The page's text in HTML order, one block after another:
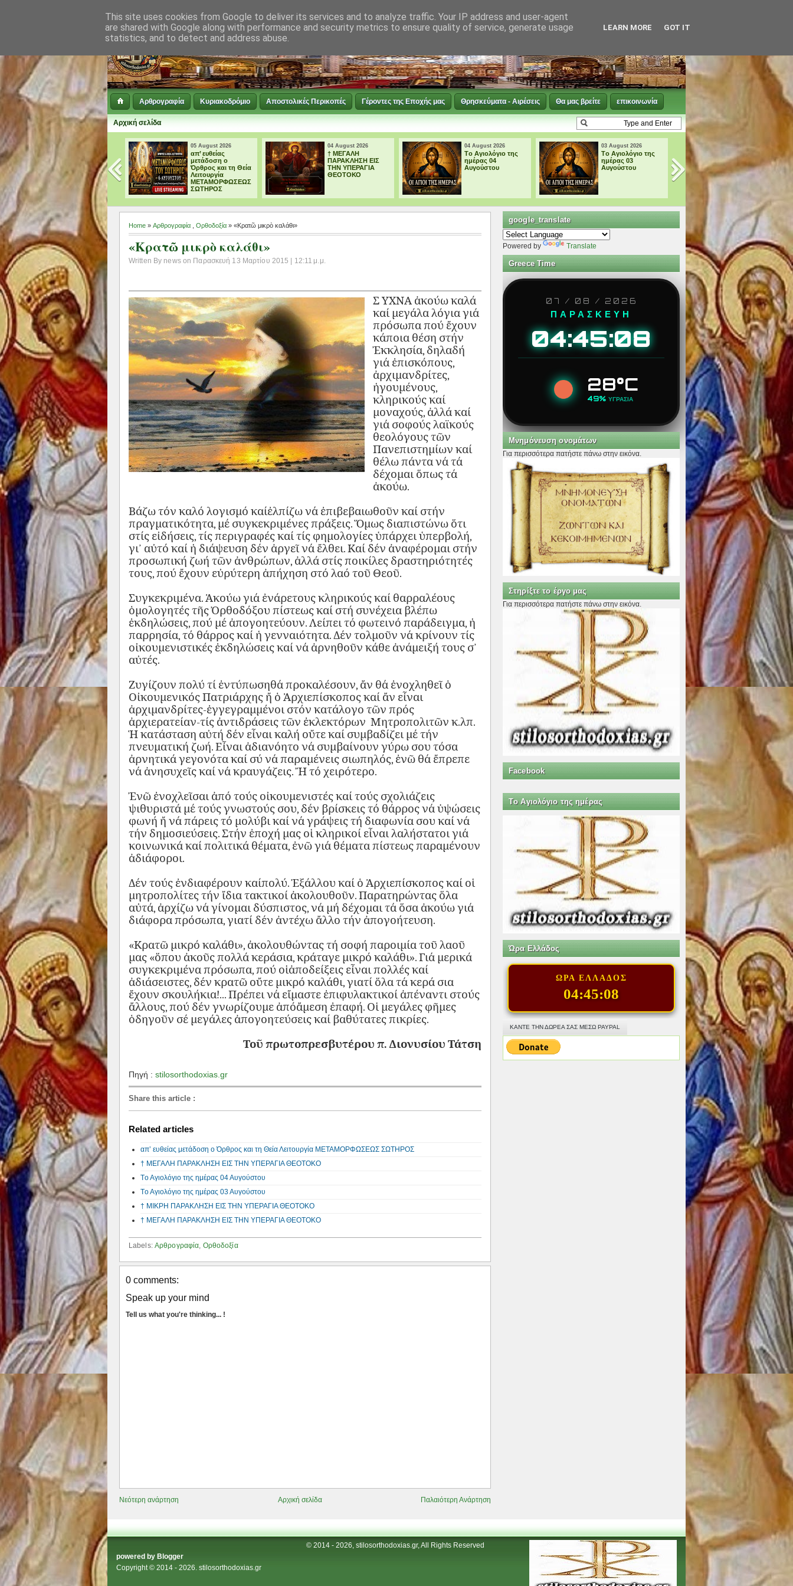
Αρθρογραφία Κυριακοδρόμιο Αποστολικές Περικοπές Γέροντες της Εποχής μας Θρησκεύματα - Αιρέσεις Θα μας βρείτε επικοινωνία
Αρχική σελίδα
05 August 2026
μετάδοση ο
Όρθρος και τη Θεία
Λειτουργία
ΜΕΤΑΜΟΡΦΩΣΕΩΣ
ΣΩΤΗΡΟΣ
04 August 2026
† ΜΕΓΑΛΗ
ΠΑΡΑΚΛΗΣΗ ΕΙΣ
ΤΗΝ ΥΠΕΡΑΓΙΑ
ΘΕΟΤΟΚΟ
04 August 2026
Tο Αγιολόγιο της
ημέρας 04
Αυγούστου
03 August 2026
Tο Αγιολόγιο της
ημέρας 03
Αυγούστου
03 August 2026
† ΜΙΚΡΗ
ΠΑΡΑΚΛΗΣΗ ΕΙΣ
ΤΗΝ ΥΠΕΡΑΓΙΑ
02 August 2026
† ΜΕΓΑΛΗ
ΠΑΡΑΚΛΗΣΗ ΕΙΣ
ΤΗΝ ΥΠΕΡΑΓΙΑ
ΘΕΟΤΟΚΟ
Home » Αρθρογραφία Ορθοδοξία » «Κρατῶ μικρὸ καλάθι»
«Κρατῶ μικρὸ καλάθι»
Written By news on Παρασκευή 13 Μαρτίου 2015 | 12:11 μ.μ.
ΣΥΧΝΑ ἀκούωκαλά
καί μεγάλαλόγιαγιά
πρόσωπαπού ἔχουν
κάποια θέση στήν
Ἐκκλησία, δηλαδή
γιά ἐπισκόπους,
ἀρχιμανδρίτες,
ἡγουμένους,
κληρικούςκαί
μοναχούς, ἀλλάκαί
γιά σοφούςλαϊκούς
θεολόγουςτῶν
Πανεπιστημίων καί
θέλωπάντανάτά
δέχομαι ὅπωςτά
ἀκούω.
Βάζω τόν καλό λογισμό καίἐλπίζω νά ἐπιβεβαιωθοῦν καί στήν
πραγματικότητα, μέ συγκεκριμένες πράξεις. Ὅμως διαπιστώνω ὅτι
στίς εἰδήσεις, τίς περιγραφές καί τίς φημολογίες ὑπάρχει ὑπερβολή,
γι᾿ αὐτό καί ἡ διάψευση δέν ἀργεῖ νά ἔλθει. Καί δέν ἀναφέρομαι στήν
προσωπική ζωή τῶν ἀνθρώπων, ἀλλά στίς ποικίλες δραστηριότητές
τους, πού ἔχουν εὐρύτερη ἀπήχηση στό λαό τοῦ Θεοῦ.
Συγκεκριμένα. Ἀκούω γιά ἐνάρετους κληρικούς καί θαρραλέους
ὁμολογητές τῆς Ὀρθοδόξου πίστεως καί στή συνέχεια βλέπω
ἐκδηλώσεις, πού μέ ἀπογοητεύουν. Λείπει τό φωτεινό παράδειγμα, ἡ
παρρησία, τό θάρρος καί ἡ γενναιότητα. Δέν τολμοῦν νά κρίνουν τίς
οἰκουμενιστικές ἐκδηλώσεις καί νά ἀρνηθοῦν κάθε ἀνάμειξή τους σ᾿
αὐτές.
Ζυγίζουν πολύ τί ἐντύπωσηθά προκαλέσουν, ἄν θά ἐνοχληθεῖ ὁ
Οἰκουμενικός Πατριάρχης ἤ ὁ Ἀρχιεπίσκοπος καί ἄν εἶναι
ἀρχιμανδρίτες-ἐγγεγραμμένοι στόν κατάλογο τῶν πρός
ἀρχιερατείαν-τίς ἀντιδράσεις τῶν ἐκλεκτόρων Μητροπολιτῶν κ.λπ.
Ἡ κατάσταση αὐτή δέν εἶναι καλή οὔτε καί συμβαδίζει μέ τήν
πνευματική ζωή. Εἶναι ἀδιανόητο νά συμβαίνουν γύρω σου τόσα
ἀρνητικά γεγονότα καί σύ νά παραμένεις σιωπηλός, ἐνῶ θά ἔπρεπε
νά ἀνησυχεῖς καί νά κραυγάζεις. Ἤ τό χειρότερο.
Ἐνῶ ἐνοχλεῖσαι ἀπό τούς οἰκουμενιστές καί τούς σχολιάζεις
ψιθυριστά μέ τούς γνωστούς σου, δέν βρίσκεις τό θάρρος νά ὑψώσεις
φωνή ἤ νά πάρεις τό μολύβι καί νά γράψεις τή διαφωνία σου καί νά
τήν δημοσιεύσεις. Στήν ἐποχή μας οἱ κληρικοί εἶναι λαλήστατοι γιά
κοινωνικά καί πολιτικά θέματα, ἐνῶ γιά θέματα πίστεως παραμένουν
ἀδιάφοροι.
Δέν τούς ἐνδιαφέρουν καίπολύ. Ἐξάλλου καί ὁ Ἀρχιεπίσκοπος καί οἱ
μητροπολίτες τήν ἴδια τακτικοί ἀκολουθοῦν. Παρατηρώντας ὅλα
αὐτά, ἀρχίζω νά γίνομαι δύσπιστος, νά μή δέχομαι τά ὅσα ἀκούω γιά
διάφορα πρόσωπα, γιατί δέν ἀντέχω ἄλλο τήν ἀπογοήτευση.
«Κρατῶ μικρό καλάθι», ἀκολουθώντας τή σοφή παροιμία τοῦ λαοῦ
μας «ὅπου ἀκοῦς πολλά κεράσια, κράταγε μικρό καλάθι». Γιά μερικά
συγκεκριμένα πρόσωπα, πού οἱἀποδείξεις εἶναι πολλές καί
ἀδιάσειστες, δέν κρατῶ οὔτε μικρό καλάθι, γιατί ὅλα τά κερά σια
ἔχουν σκουλήκια!... Πρέπει νά εἴμαστε ἐπιφυλακτικοί ἀπέναντι στούς
ἄλλους, πού δέν γνωρίζουμε ἀπόἄμεση ἐπαφή. Οἱ μεγάλες φῆμες
ὁδηγοῦν σέ μεγάλες ἀπογοητεύσειςκαί βαθύτατεςπικρίες.
Τοῦ πρωτοπρεσβυτέρου π. Διονυσίου Τάτση
Πηγή : stilosorthodoxias.gr
Share this article :
Related articles
απ’ ευθείας μετάδοση ο Όρθρος και τη Θεία Λειτουργία ΜΕΤΑΜΟΡΦΩΣΕΩΣ ΣΩΤΗΡΟΣ
† ΜΕΓΑΛΗ ΠΑΡΑΚΛΗΣΗ ΕΙΣ ΤΗΝ ΥΠΕΡΑΓΙΑ ΘΕΟΤΟΚΟ
Tο Αγιολόγιο της ημέρας 04 Αυγούστου
Tο Αγιολόγιο της ημέρας 03 Αυγούστου
† ΜΙΚΡΗ ΠΑΡΑΚΛΗΣΗ ΕΙΣ ΤΗΝ ΥΠΕΡΑΓΙΑ ΘΕΟΤΟΚΟ
† ΜΕΓΑΛΗ ΠΑΡΑΚΛΗΣΗ ΕΙΣ ΤΗΝ ΥΠΕΡΑΓΙΑ ΘΕΟΤΟΚΟ
Labels: Αρθρογραφία Ορθοδοξία
0 comments:
Speak up your mind
Tell us what you're thinking... !
Νεότερη ανάρτηση Παλαιότερη Ανάρτηση
Αρχική σελίδα
google_translate
Powered by Translate
Greece Time
07 / 08 / 2026
ΠΑΡΑΣΚΕΥΗ
04:45:09
28°C
49% ΥΓΡΑΣΙΑ
Μνημόνευση ονομάτων
Για περισσότερα πατήστε πάνω στην εικόνα.
Στηρίξτε το έργο μας
Για περισσότερα πατήστε πάνω στην εικόνα.
Facebook
Tο Αγιολόγιο της ημέρας
Ώρα Ελλάδος
ΩΡΑ ΕΛΛΑΔΟΣ
04:45:10
ΚΑΝΤΕ ΤΗΝ ΔΩΡΕΑ ΣΑΣ ΜΕΣΩ PAYPAL
powered by Blogger
Copyright © 2014 - 2026. stilosorthodoxias.gr
© 2014 - 2026, stilosorthodoxias.gr, All Rights Reserved
This site uses cookies from Google to deliver its services and to analyze traffic. Your IP address and user-agent
are shared with Google along with performance and security metrics to ensure quality of service, generate usage
statistics, and to detect and address abuse.
LEARN MORE GOT IT